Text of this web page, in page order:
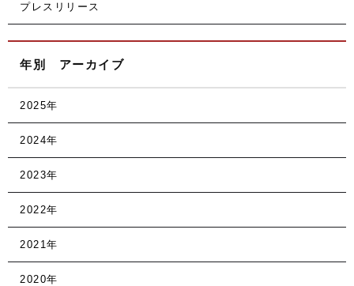
プレスリリース
年別 アーカイブ
2025年
2024年
2023年
2022年
2021年
2020年